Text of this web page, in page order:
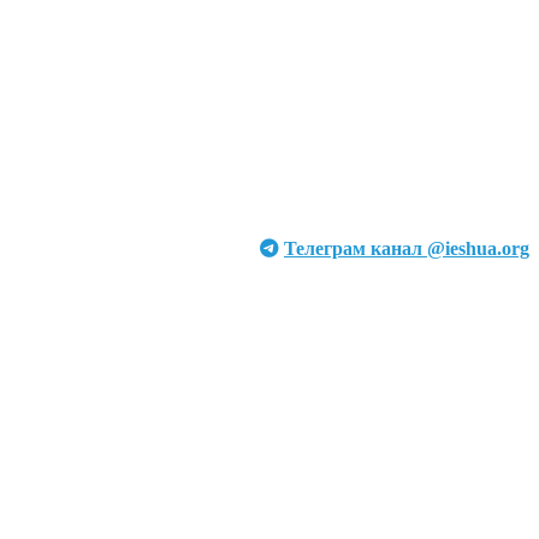
Телеграм канал @ieshua.org